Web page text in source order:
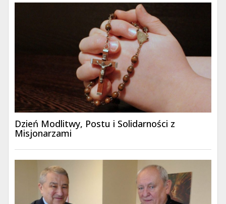
Dzień Modlitwy, Postu i Solidarności z
Misjonarzami